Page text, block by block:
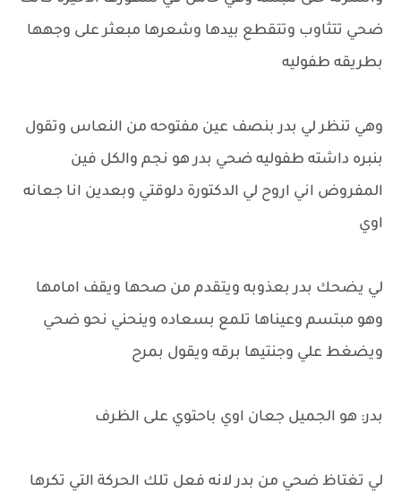
ضحي تتثاوب وتتقطع بيدها وشعرها مبعثر على وجهها
بطريقه طفوليه
وهي تنظر لي بدر بنصف عين مفتوحه من النعاس وتقول
بنبره داشته طفوليه ضحي بدر هو نجم والكل فين
المفروض اني اروح لي الدكتورة دلوقتي وبعدين انا جعانه
اوي
لي يضحك بدر بعذوبه ويتقدم من صحها ويقف امامها
وهو مبتسم وعيناها تلمع بسعاده وينحني نحو ضحي
ويضغط علي وجنتيها برقه ويقول بمرح
بدر: هو الجميل جعان اوي باحتوي على الظرف
لي تغتاظ ضحي من بدر لانه فعل تلك الحركة التي تكرها